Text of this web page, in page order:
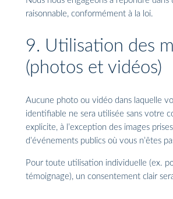
raisonnable, conformément à la loi.
9. Utilisation des
(photos et vidéos)
Aucune photo ou vidéo dans laquelle
identifiable ne sera utilisée sans votre
explicite, à l’exception des images
d’événements publics où vous n’êtes
Pour toute utilisation individuelle (ex.
témoignage), un consentement clair